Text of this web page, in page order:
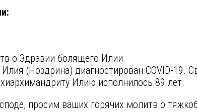
о Здравии болящего Илии.
(Ноздрина) диагностирован COVID-
Илию исполнилось 89 лет.
просим ваших горячих молитв о